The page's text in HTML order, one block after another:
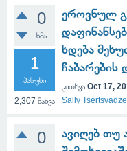
0
ხმა
1
პასუხი
2,307 ნახვა
ეროვნულ
ხდება
ჩაბარების
კითხვა Oct 17,
Sally Tsertsvadze
0
ავიღებ თუ